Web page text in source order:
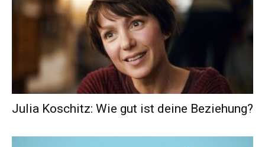
Julia Koschitz: Wie gut ist deine Beziehung?